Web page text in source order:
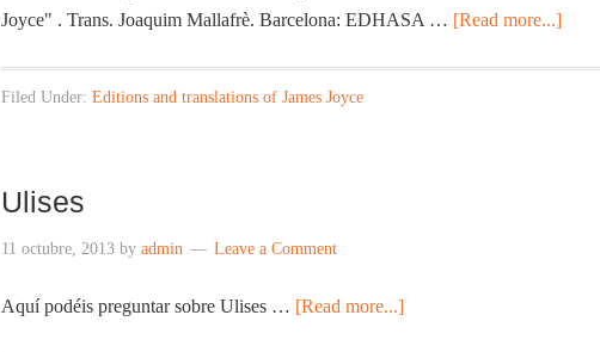
Joyce" . Trans. Joaquim Mallafrè. Barcelona: EDHASA … [Read more...]
Filed Under: Editions and translations of James Joyce
Ulises
11 octubre, 2013 by admin Leave a Comment
Aquí podéis preguntar sobre Ulises … [Read more...]